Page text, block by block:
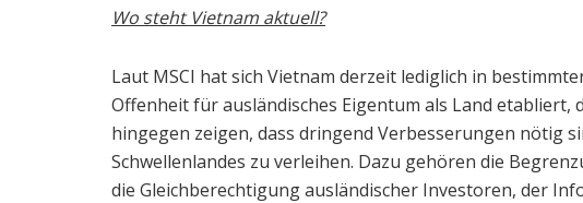
Wo steht Vietnam aktuell?
Laut MSCI hat sich Vietnam derzeit lediglich in
Offenheit für ausländisches Eigentum als Land etabliert,
hingegen zeigen, dass dringend Verbesserungen nötig
Schwellenlandes zu verleihen. Dazu gehören die
die Gleichberechtigung ausländischer Investoren, der